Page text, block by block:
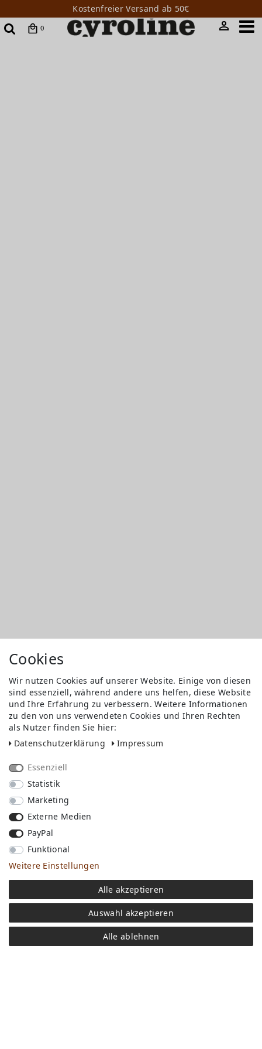
Kostenfreier Versand ab 50€
0
Versandkosten
Bezahlen
Widerrufs­recht
Impressum
Store
FAQ
Jobs
Cookies
Wir nutzen Cookies auf unserer Website. Einige von diesen
sind essenziell, während andere uns helfen, diese Website
und Ihre Erfahrung zu verbessern. Weitere Informationen
zu den von uns verwendeten Cookies und Ihren Rechten
als Nutzer finden Sie hier:
Daten­schutz­erklärung
Impressum
Essenziell
Statistik
Marketing
Externe Medien
PayPal
Funktional
Weitere Einstellungen
Alle akzeptieren
Auswahl akzeptieren
Alle ablehnen